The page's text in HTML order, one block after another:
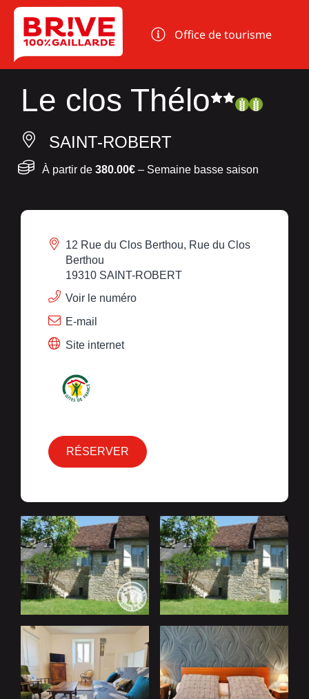
Panneau de gestion des cookies
Office de tourisme
Le clos Thélo
SAINT-ROBERT
À partir de 380.00€ – Semaine basse saison
12 Rue du Clos Berthou, Rue du Clos
Berthou
19310 SAINT-ROBERT
Voir le numéro
E-mail
Site internet
RÉSERVER